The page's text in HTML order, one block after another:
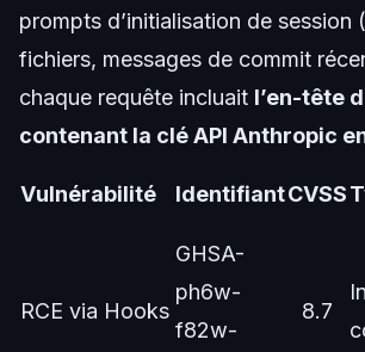
prompts d’initialisation de session
fichiers, messages de commit
chaque requête incluait l’en-tête
contenant la clé API Anthropic
Vulnérabilité IdentifiantCVSS
RCE via Hooks
GHSA-
ph6w-
f82w-
8.7